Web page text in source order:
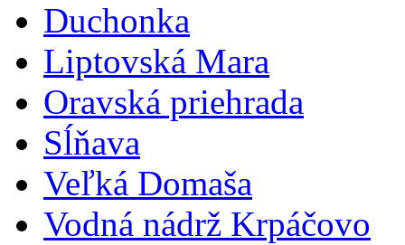
Duchonka
Liptovská Mara
Oravská priehrada
Sĺňava
Veľká Domaša
Vodná nádrž Krpáčovo